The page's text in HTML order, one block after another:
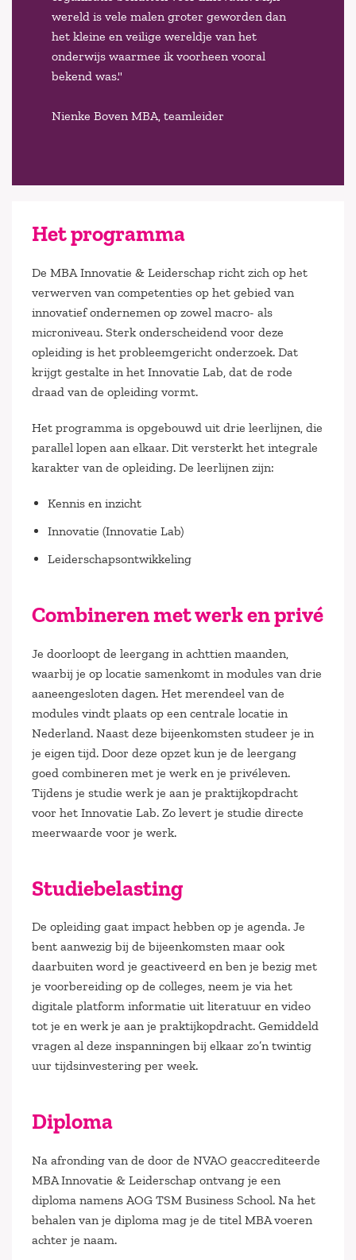
wereld is vele malen groter geworden dan
het kleine en veilige wereldje van het
onderwijs waarmee ik voorheen vooral
bekend was."
Nienke Boven MBA, teamleider
Het programma
De MBA Innovatie & Leiderschap richt zich op het
verwerven van competenties op het gebied van
innovatief ondernemen op zowel macro- als
microniveau. Sterk onderscheidend voor deze
opleiding is het probleemgericht onderzoek. Dat
krijgt gestalte in het Innovatie Lab, dat de rode
draad van de opleiding vormt.
Het programma is opgebouwd uit drie leerlijnen, die
parallel lopen aan elkaar. Dit versterkt het integrale
karakter van de opleiding. De leerlijnen zijn:
Kennis en inzicht
Innovatie (Innovatie Lab)
Leiderschapsontwikkeling
Combineren met werk en privé
Je doorloopt de leergang in achttien maanden,
waarbij je op locatie samenkomt in modules van drie
aaneengesloten dagen. Het merendeel van de
modules vindt plaats op een centrale locatie in
Nederland. Naast deze bijeenkomsten studeer je in
je eigen tijd. Door deze opzet kun je de leergang
goed combineren met je werk en je privéleven.
Tijdens je studie werk je aan je praktijkopdracht
voor het Innovatie Lab. Zo levert je studie directe
meerwaarde voor je werk.
Studiebelasting
De opleiding gaat impact hebben op je agenda. Je
bent aanwezig bij de bijeenkomsten maar ook
daarbuiten word je geactiveerd en ben je bezig met
je voorbereiding op de colleges, neem je via het
digitale platform informatie uit literatuur en video
tot je en werk je aan je praktijkopdracht. Gemiddeld
vragen al deze inspanningen bij elkaar zo’n twintig
uur tijdsinvestering per week.
Diploma
Na afronding van de door de NVAO geaccrediteerde
MBA Innovatie & Leiderschap ontvang je een
diploma namens AOG TSM Business School. Na het
behalen van je diploma mag je de titel MBA voeren
achter je naam.